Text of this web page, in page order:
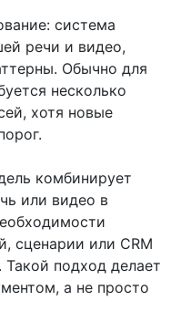
система
речи и видео,
Обычно для
несколько
хотя новые
комбинирует
или видео в
сценарии или CRM
Такой подход делает
а не просто